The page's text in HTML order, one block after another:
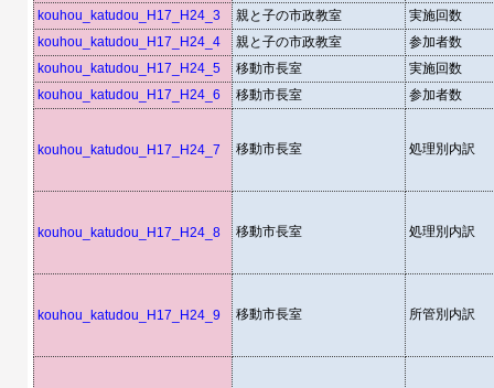
kouhou_katudou_H17_H24_3
親と子の市政教室
実施回数
kouhou_katudou_H17_H24_4
親と子の市政教室
参加者数
kouhou_katudou_H17_H24_5
移動市長室
実施回数
kouhou_katudou_H17_H24_6
移動市長室 参加者数
kouhou_katudou_H17_H24_7 移動市長室 処理別内訳
kouhou_katudou_H17_H24_8 移動市長室 処理別内訳
kouhou_katudou_H17_H24_9 移動市長室 所管別内訳